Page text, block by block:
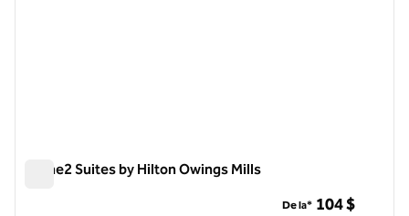
Home2 Suites by Hilton Owings Mills
De la* 104 $